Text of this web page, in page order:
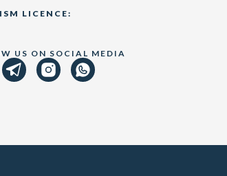
LICENCE:
US ON SOCIAL MEDIA